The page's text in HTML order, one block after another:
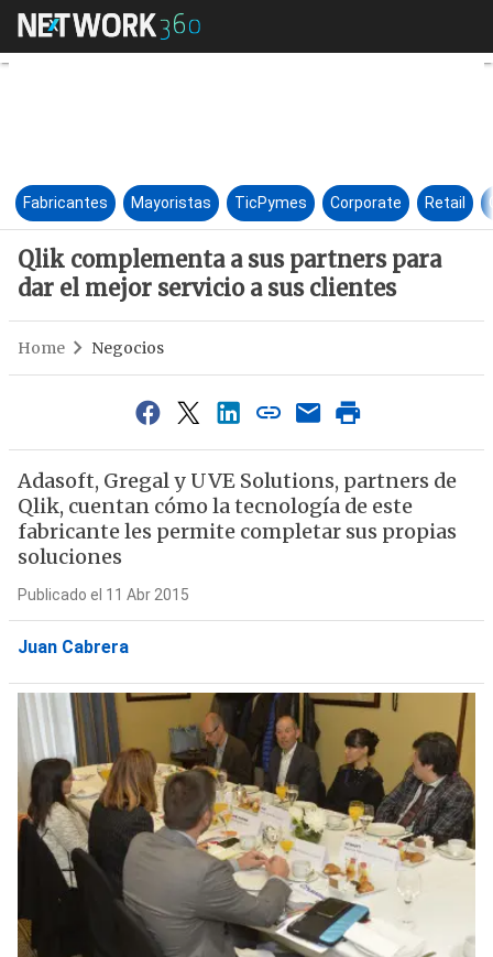
Qlik complementa a sus
Fabricantes Mayoristas TicPymes Corporate Retail
Qlik complementa a sus partners para
dar el mejor servicio a sus clientes
Home Negocios
Adasoft, Gregal y UVE Solutions, partners de
Qlik, cuentan cómo la tecnología de este
fabricante les permite completar sus propias
soluciones
Publicado el 11 Abr 2015
Juan Cabrera